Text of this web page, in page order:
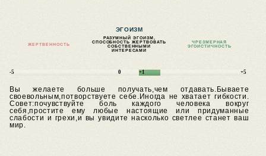
ЭГОИЗМ
ЖЕРТВЕННОСТЬ
РАЗУМНЫЙ ЭГОИЗМ,
СПОСОБНОСТЬ ЖЕРТВОВАТЬ
СОБСТВЕННЫМИ
ИНТЕРЕСАМИ
ЧРЕЗМЕРНАЯ
ЭГОИСТИЧНОСТЬ
-5 0 +1 +5
Вы желаете больше получать,чем отдавать.Бываете
своевольным,потворствуете себе.Иногда не хватает гибкости.
Совет:почувствуйте боль каждого человека вокруг
себя,простите ему любые настоящие или придуманные
слабости и грехи,и вы увидите насколько светлее станет ваш
мир.